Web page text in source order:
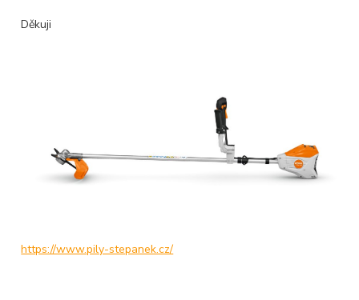
Děkuji
https://www.pily-stepanek.cz/